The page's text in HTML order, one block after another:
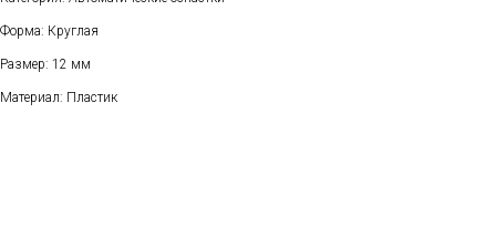
Форма: Круглая
Размер: 12 мм
Материал: Пластик